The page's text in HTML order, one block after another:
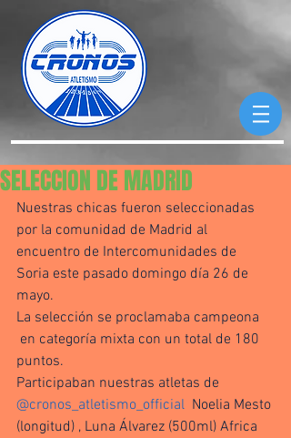
SELECCION DE MADRID
Nuestras chicas fueron seleccionadas
por la comunidad de Madrid al
encuentro de Intercomunidades de
Soria este pasado domingo día 26 de
mayo.
La selección se proclamaba campeona
en categoría mixta con un total de 180
puntos.
Participaban nuestras atletas de
@cronos_atletismo_official Noelia Mesto
(longitud) , Luna Álvarez (500ml) Africa